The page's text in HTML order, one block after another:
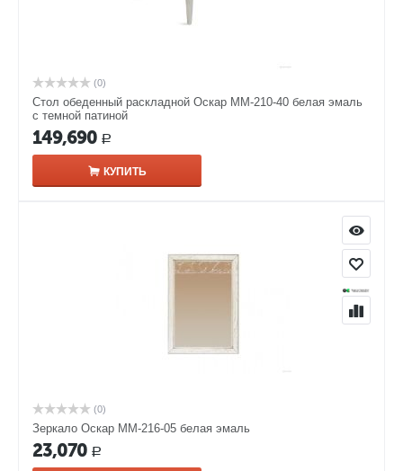
(0)
Стол обеденный раскладной Оскар ММ-210-40 белая эмаль
с темной патиной
149,690 Р
КУПИТЬ
(0)
Зеркало Оскар ММ-216-05 белая эмаль
23,070 Р